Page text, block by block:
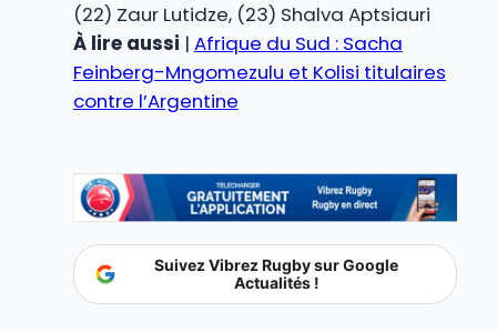
(22) Zaur Lutidze, (23) Shalva Aptsiauri
À lire aussi | Afrique du Sud : Sacha
Feinberg-Mngomezulu et Kolisi titulaires
contre l’Argentine
Suivez Vibrez Rugby sur Google
Actualités !